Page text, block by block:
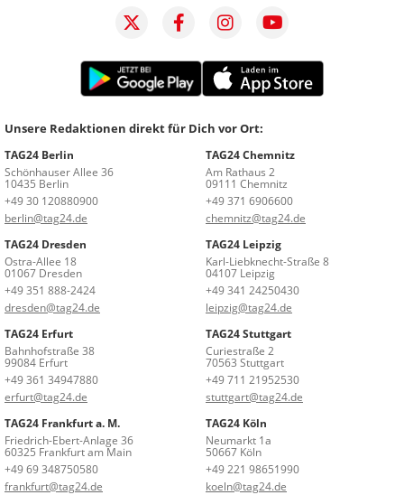
Unsere Redaktionen direkt für Dich vor Ort:
TAG24 Berlin
Schönhauser Allee 36
10435 Berlin
+49 30 120880900
berlin@tag24.de
TAG24 Chemnitz
Am Rathaus 2
09111 Chemnitz
+49 371 6906600
chemnitz@tag24.de
TAG24 Dresden
Ostra-Allee 18
01067 Dresden
+49 351 888-2424
dresden@tag24.de
TAG24 Leipzig
Karl-Liebknecht-Straße 8
04107 Leipzig
+49 341 24250430
leipzig@tag24.de
TAG24 Erfurt
Bahnhofstraße 38
99084 Erfurt
+49 361 34947880
erfurt@tag24.de
TAG24 Stuttgart
Curiestraße 2
70563 Stuttgart
+49 711 21952530
stuttgart@tag24.de
TAG24 Frankfurt a. M.
Friedrich-Ebert-Anlage 36
60325 Frankfurt am Main
+49 69 348750580
frankfurt@tag24.de
TAG24 Köln
Neumarkt 1a
50667 Köln
+49 221 98651990
koeln@tag24.de